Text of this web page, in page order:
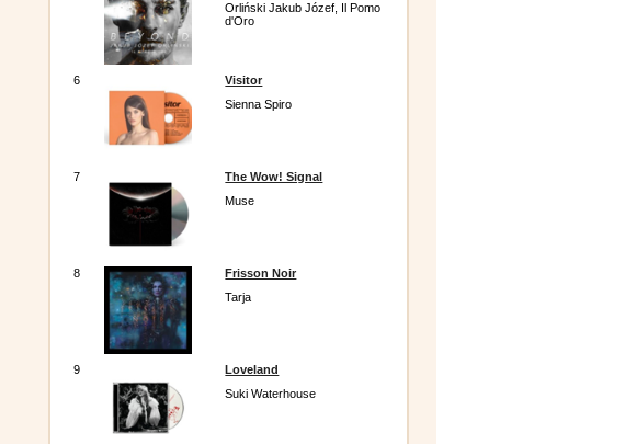
Orliński Jakub Józef, Il Pomo
d'Oro
6
Visitor
Sienna Spiro
7
The Wow! Signal
Muse
8
Frisson Noir
Tarja
9
Loveland
Suki Waterhouse